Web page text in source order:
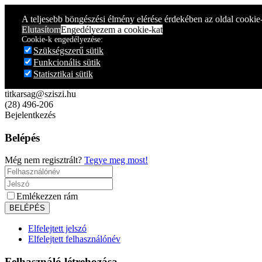
A teljesebb böngészési élmény elérése érdekében az oldal
ElutasítomEngedélyezem a cookie-kat
Cookie-k engedélyezése:
Szükségszerű sütik
Funkcionális sütik
Statisztikai sütik
titkarsag@sziszi.hu
(28) 496-206
Bejelentkezés
Belépés
Még nem regisztrált? Tegye meg most!
Emlékezzen rám
Elfelejtett jelszó
Elfelejtett felhasználónév